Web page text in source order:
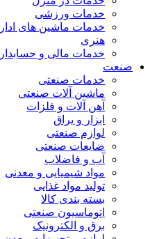
خدمات ورزشی
خدمات ماشین های اداری
هنری
خدمات مالی و حسابداری
صنعت
خدمات صنعتی
ماشین آلات صنعتی
آهن آلات و فلزات
ابزار و یراق
لوازم صنعتی
ضایعات صنعتی
آب و فاضلاب
مواد شیمیایی و معدنی
تولید مواد غذایی
بسته بندی کالا
اتوماسیون صنعتی
برق و الکترونیک